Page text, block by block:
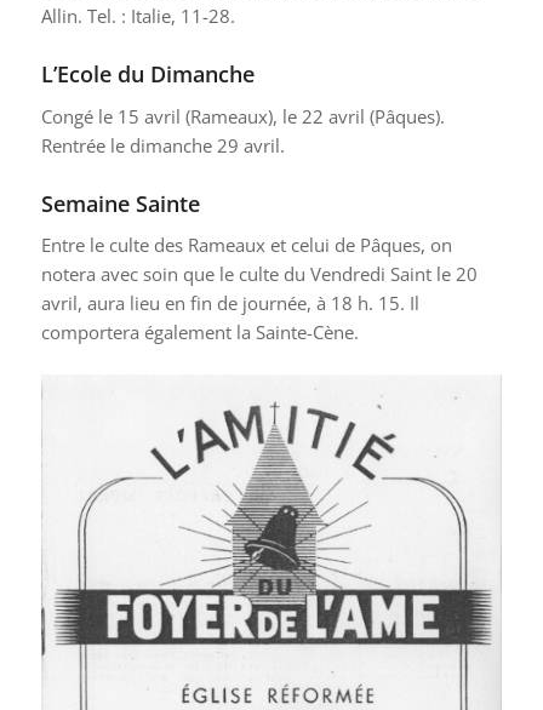
Allin. Tel. : Italie, 11-28.
L’Ecole du Dimanche
Congé le 15 avril (Rameaux), le 22 avril (Pâques).
Rentrée le dimanche 29 avril.
Semaine Sainte
Entre le culte des Rameaux et celui de Pâques, on
notera avec soin que le culte du Vendredi Saint le 20
avril, aura lieu en fin de journée, à 18 h. 15. Il
comportera également la Sainte-Cène.